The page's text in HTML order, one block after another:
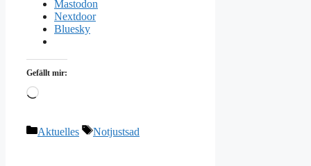
Mastodon
Nextdoor
Bluesky
Gefällt mir:
Wird
Kategorien
Aktuelles Schlagwörter
Notjustsad